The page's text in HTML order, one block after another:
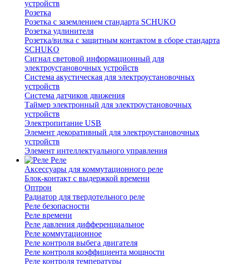
устройств
Розетка
Розетка с заземлением стандарта SCHUKO
Розетка удлинителя
Розетка/вилка с защитным контактом в сборе стандарта
SCHUKO
Сигнал световой информационный для
электроустановочных устройств
Система акустическая для электроустановочных
устройств
Система датчиков движения
Таймер электронный для электроустановочных
устройств
Электропитание USB
Элемент декоративный для электроустановочных
устройств
Элемент интеллектуального управления
Реле
Аксессуары для коммутационного реле
Блок-контакт с выдержкой времени
Оптрон
Радиатор для твердотельного реле
Реле безопасности
Реле времени
Реле давления дифференциальное
Реле коммутационное
Реле контроля выбега двигателя
Реле контроля коэффициента мощности
Реле контроля температуры